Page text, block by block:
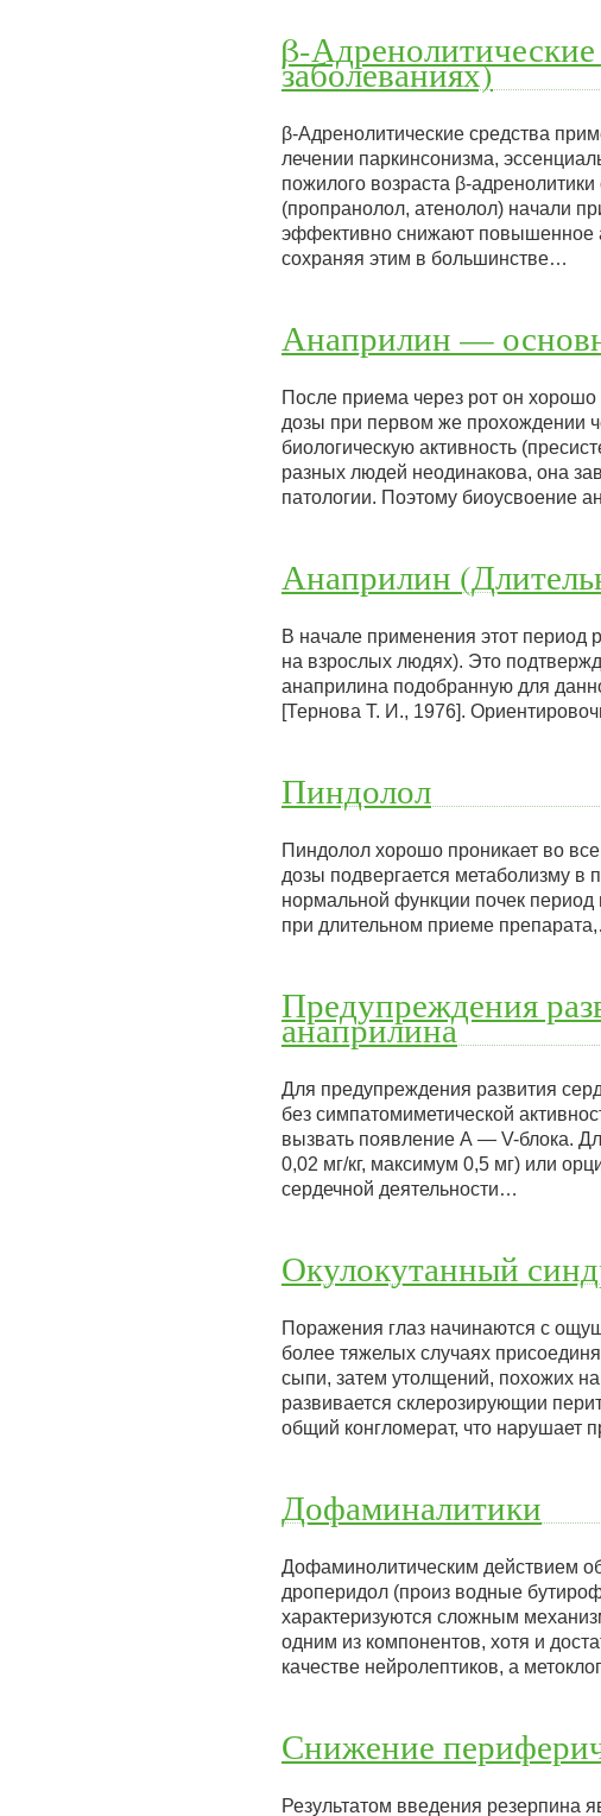
β-
заболеваниях)
β-Адренолитические средства
лечении паркинсонизма,
пожилого возраста β-
(пропранолол, атенолол) начали
эффективно снижают повышенное
сохраняя этим в большинстве…
Анаприлин —
После приема через рот он
дозы при первом же прохождении
биологическую активность
разных людей неодинакова, она
патологии. Поэтому биоусвоение
Анаприлин
В начале применения этот
на взрослых людях). Это
анаприлина подобранную для
[Тернова Т. И., 1976].
Пиндолол
Пиндолол хорошо проникает во
дозы подвергается метаболизму
нормальной функции почек
при длительном приеме
Предупреждения
анаприлина
Для предупреждения развития
без симпатомиметической
вызвать появление А — V-блока.
0,02 мг/кг, максимум 0,5 мг) или
сердечной деятельности…
Окулокутанный
Поражения глаз начинаются с
более тяжелых случаях
сыпи, затем утолщений, похожих
развивается склерозирующии
общий конгломерат, что нарушает
Дофаминалитики
Дофаминолитическим действием
дроперидол (произ водные
характеризуются сложным
одним из компонентов, хотя и
качестве нейролептиков, а
Снижение
Результатом введения резерпина